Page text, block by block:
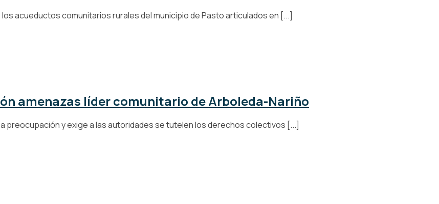
acueductos comunitarios rurales del municipio de Pasto articulados en [...]
amenazas líder comunitario de Arboleda-Nariño
preocupación y exige a las autoridades se tutelen los derechos colectivos [...]